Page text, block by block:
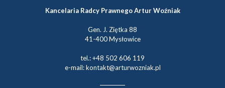
Kancelaria Radcy Prawnego Artur Woźniak
Gen. J. Ziętka 88
41-400 Mysłowice
tel.: +48 502 606 119
e-mail: kontakt@arturwozniak.pl